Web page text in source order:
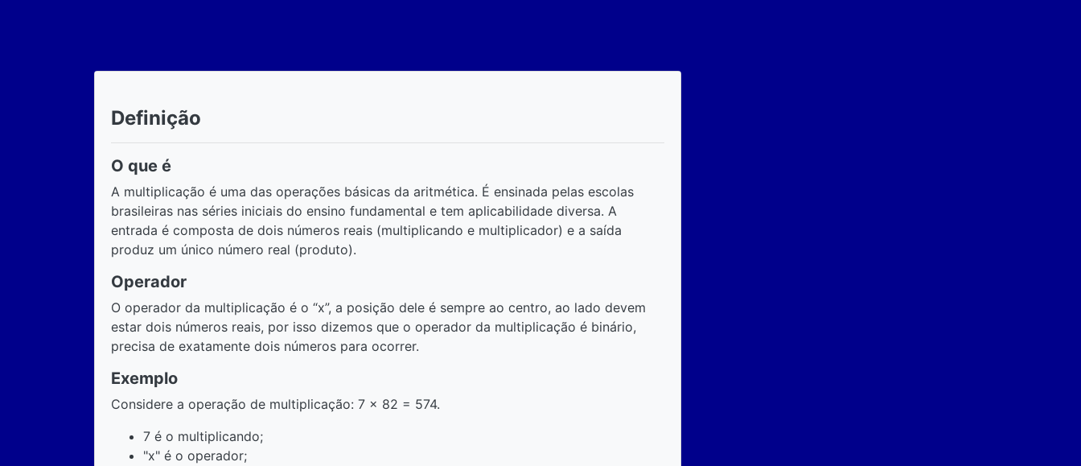
Definição
O que é
A multiplicação é uma das operações básicas da aritmética. É ensinada pelas escolas
brasileiras nas séries iniciais do ensino fundamental e tem aplicabilidade diversa. A
entrada é composta de dois números reais (multiplicando e multiplicador) e a saída
produz um único número real (produto).
Operador
O operador da multiplicação é o “x”, a posição dele é sempre ao centro, ao lado devem
estar dois números reais, por isso dizemos que o operador da multiplicação é binário,
precisa de exatamente dois números para ocorrer.
Exemplo
Considere a operação de multiplicação: 7 x 82 = 574.
7 é o multiplicando;
"x" é o operador;